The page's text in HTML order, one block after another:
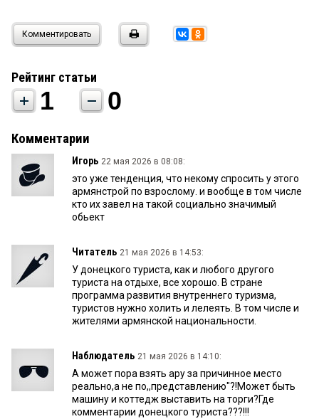
Комментировать
Рейтинг статьи
1 0
Комментарии
Игорь 22 мая 2026 в 08:08:
это уже тенденция, что некому спросить у этого
армянстрой по взрослому. и вообще в том числе
кто их завел на такой социально значимый
обьект
Читатель 21 мая 2026 в 14:53:
У донецкого туриста, как и любого другого
туриста на отдыхе, все хорошо. В стране
программа развития внутреннего туризма,
туристов нужно холить и лелеять. В том числе и
жителями армянской национальности.
Наблюдатель 21 мая 2026 в 14:10:
А может пора взять ару за причинное место
реально,а не по,,представлению"?!Может быть
машину и коттедж выставить на торги?Где
комментарии донецкого туриста???!!!